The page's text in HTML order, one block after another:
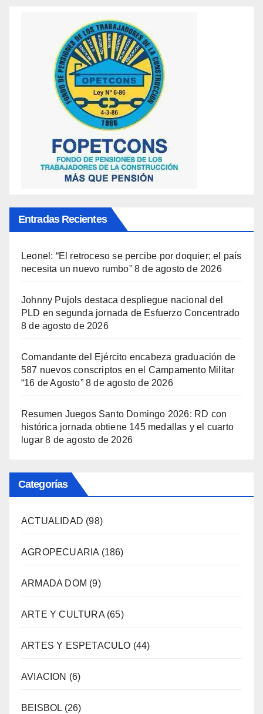
Entradas Recientes
Leonel: “El retroceso se percibe por doquier; el país
necesita un nuevo rumbo” 8 de agosto de 2026
Johnny Pujols destaca despliegue nacional del
PLD en segunda jornada de Esfuerzo Concentrado
8 de agosto de 2026
Comandante del Ejército encabeza graduación de
587 nuevos conscriptos en el Campamento Militar
“16 de Agosto” 8 de agosto de 2026
Resumen Juegos Santo Domingo 2026: RD con
histórica jornada obtiene 145 medallas y el cuarto
lugar 8 de agosto de 2026
Categorías
ACTUALIDAD (98)
AGROPECUARIA (186)
ARMADA DOM (9)
ARTE Y CULTURA(65)
ARTES Y ESPETACULO (44)
AVIACION (6)
BEISBOL (26)